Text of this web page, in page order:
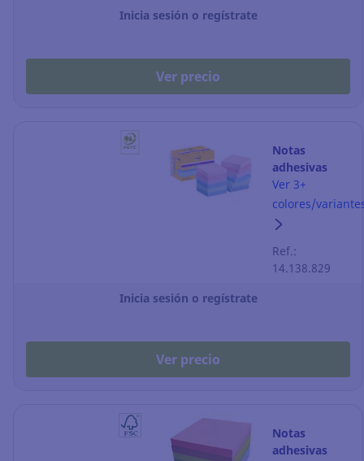
Inicia sesión o regístrate
Ver precio
Notas
adhesivas
Post-it Super
Sticky - 47 x
47 mm - color
soulful - 12
blocks
Ver 3+
colores/
Ref.:
14.138.829
Inicia sesión o regístrate
Ver precio
Notas
adhesivas